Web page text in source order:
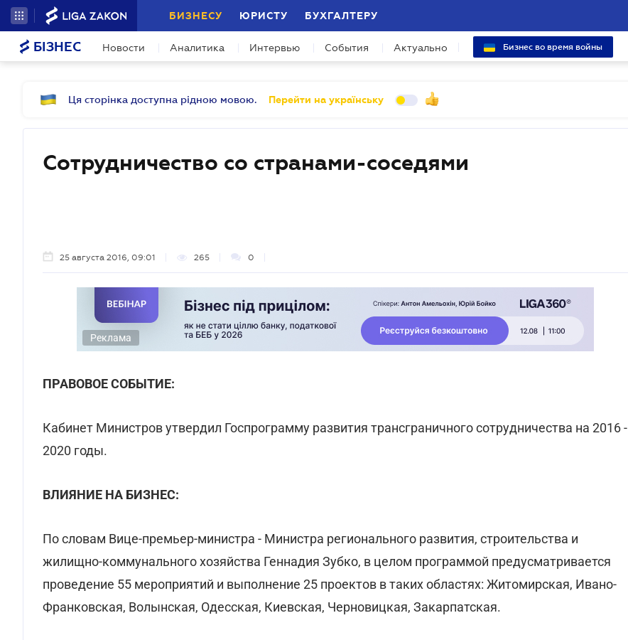
БИЗНЕСУ ЮРИСТУ БУХГАЛТЕРУ
БІЗНЕС Новости Аналитика Интервью События Актуально Бизнес во время войны
Ця сторінка доступна рідною мовою. Перейти на українську
Сотрудничество со странами-соседями
25 августа 2016, 09:01 265 0
Реклама
ПРАВОВОЕ СОБЫТИЕ:
Кабинет Министров утвердил Госпрограмму развития трансграничного сотрудничества на 2016 -
2020 годы.
ВЛИЯНИЕ НА БИЗНЕС:
По словам Вице-премьер-министра - Министра регионального развития, строительства и
жилищно-коммунального хозяйства Геннадия Зубко, в целом программой предусматривается
проведение 55 мероприятий и выполнение 25 проектов в таких областях: Житомирская, Ивано-
Франковская, Волынская, Одесская, Киевская, Черновицкая, Закарпатская.